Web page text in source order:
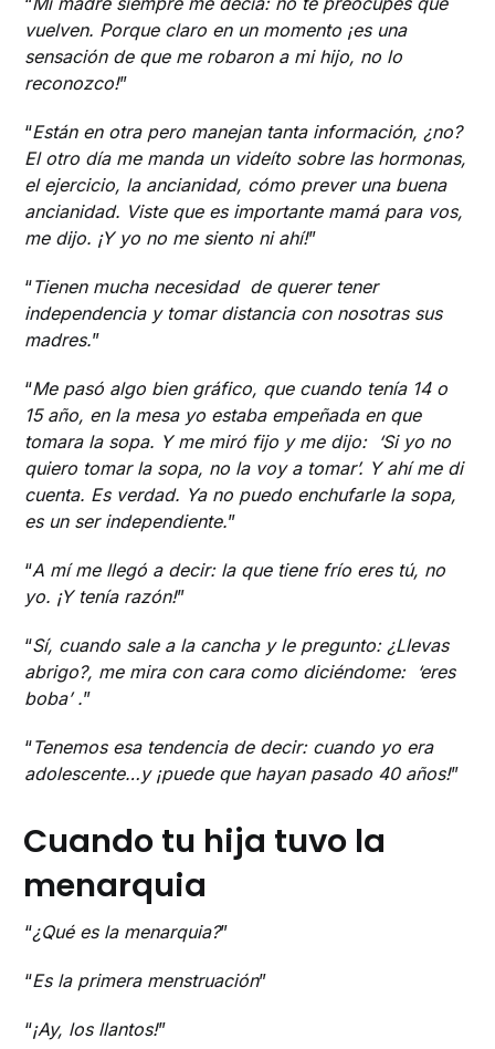
vuelven. Porque claro en un momento ¡es una
sensación de que me robaron a mi hijo, no lo
reconozco!”
“Están en otra pero manejan tanta información, ¿no?
El otro día me manda un videíto sobre las hormonas,
el ejercicio, la ancianidad, cómo prever una buena
ancianidad. Viste que es importante mamá para vos,
me dijo. ¡Y yo no me siento ni ahí!”
“Tienen mucha necesidad de querer tener
independencia y tomar distancia con nosotras sus
madres.”
“Me pasó algo bien gráfico, que cuando tenía 14 o
15 año, en la mesa yo estaba empeñada en que
tomara la sopa. Y me miró fijo y me dijo: ‘Si yo no
quiero tomar la sopa, no la voy a tomar’. Y ahí me di
cuenta. Es verdad. Ya no puedo enchufarle la sopa,
es un ser independiente.”
“A mí me llegó a decir: la que tiene frío eres tú, no
yo. ¡Y tenía razón!”
“Sí, cuando sale a la cancha y le pregunto: ¿Llevas
abrigo?, me mira con cara como diciéndome: ‘eres
boba’ .”
“Tenemos esa tendencia de decir: cuando yo era
adolescente…y ¡puede que hayan pasado 40 años!”
Cuando tu hija tuvo la
menarquia
“¿Qué es la menarquia?”
“Es la primera menstruación”
“¡Ay, los llantos!”